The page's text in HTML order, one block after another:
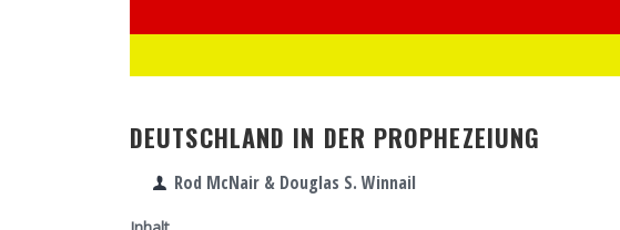
DEUTSCHLAND IN DER PROPHEZEIUNG
Rod McNair & Douglas S. Winnail